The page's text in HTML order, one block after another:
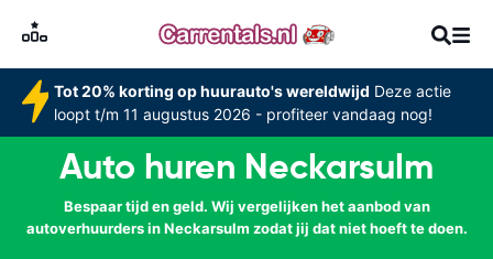
Tot 20% korting op huurauto's wereldwijd Deze actie
loopt t/m 11 augustus 2026 - profiteer vandaag nog!
Auto huren Neckarsulm
Bespaar tijd en geld. Wij vergelijken het aanbod van
autoverhuurders in Neckarsulm zodat jij dat niet hoeft te doen.